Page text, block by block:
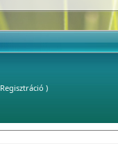
Regisztráció )